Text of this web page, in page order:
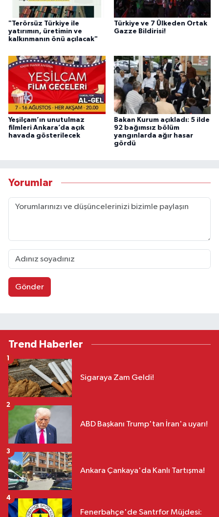
"Terörsüz Türkiye ile
yatırımın, üretimin ve
kalkınmanın önü açılacak"
Türkiye ve 7 Ülkeden Ortak
Gazze Bildirisi!
Yeşilçam’ın unutulmaz
filmleri Ankara’da açık
havada gösterilecek
Bakan Kurum açıkladı: 5 ilde
92 bağımsız bölüm
yangınlarda ağır hasar
gördü
Yorumlar
Gönder
Trend Haberler
Sigaraya Zam Geldi!
1
ABD Başkanı Trump'tan İran'a uyarı!
2
Ankara Çankaya'da Kanlı Tartışma!
3
Fenerbahçe'de Santrfor Müjdesi:
4